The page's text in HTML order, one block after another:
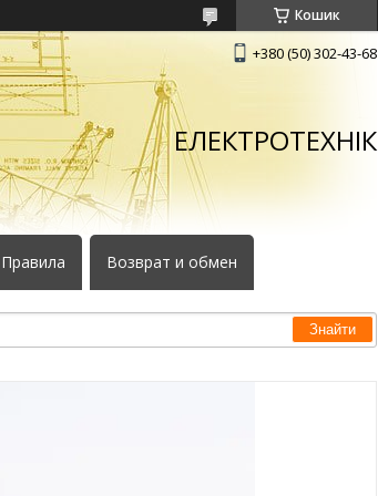
Кошик
+380 (50) 302-43-68
ЕЛЕКТРОТЕХНІК
Правила Возврат и обмен
Знайти